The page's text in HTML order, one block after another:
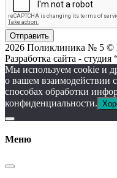
Отправить
2026 Поликлиника № 5 ©
Разработка сайта - студия
Мы используем cookie и
о вашем взаимодействии
способах обработки
конфиденциальности.
Меню